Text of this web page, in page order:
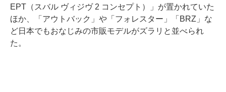
EPT（スバル ヴィジヴ 2 コンセプト）」が置かれていた
ほか、「アウトバック」や「フォレスター」「BRZ」な
ど日本でもおなじみの市販モデルがズラリと並べられ
た。